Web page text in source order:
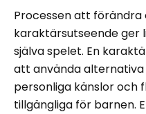
Processen att förändra
karaktärsutseende ger
själva spelet. En
att använda
personliga känslor och
tillgängliga för barnen.